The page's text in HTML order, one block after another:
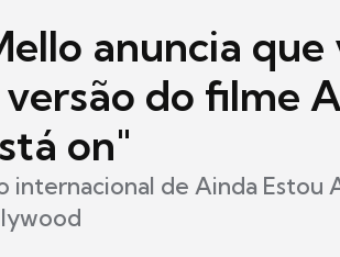
anuncia
do filme
on"
internacional de Ainda Estou